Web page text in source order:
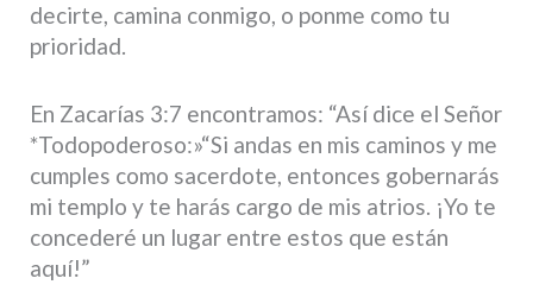
decirte, camina conmigo, o ponme como tu
prioridad.
En Zacarías 3:7 encontramos: “Así dice el Señor
*Todopoderoso:»“Si andas en mis caminos y me
cumples como sacerdote, entonces gobernarás
mi templo y te harás cargo de mis atrios. ¡Yo te
concederé un lugar entre estos que están
aquí!”